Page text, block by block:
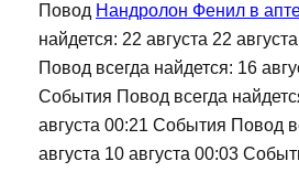
Повод Нандролон Фенил в
найдется: 22 августа 22
Повод всегда найдется: 16
События Повод всегда
августа 00:21 События Повод
августа 10 августа 00:03